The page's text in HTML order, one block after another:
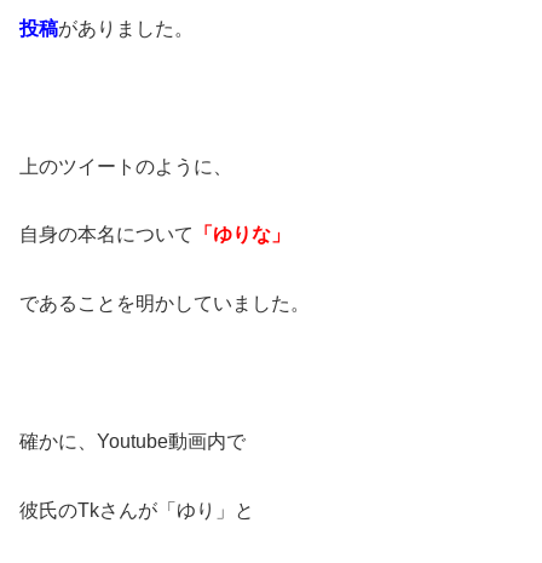
投稿がありました。
上のツイートのように、
自身の本名について 「ゆりな」
であることを明かしていました。
確かに、Youtube動画内で
彼氏のTkさんが「ゆり」と